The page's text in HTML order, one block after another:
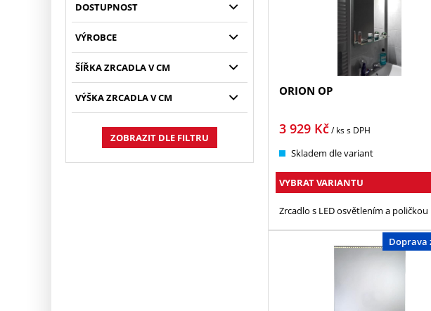
DOSTUPNOST
VÝROBCE
ŠÍŘKA ZRCADLA V CM
VÝŠKA ZRCADLA V CM
ZOBRAZIT DLE FILTRU
ORION OP
3 929Kč/ kss DPH
Skladem dle variant
VYBRAT VARIANTU
Zrcadlo s LED osvětlením a poličkou
Doprava